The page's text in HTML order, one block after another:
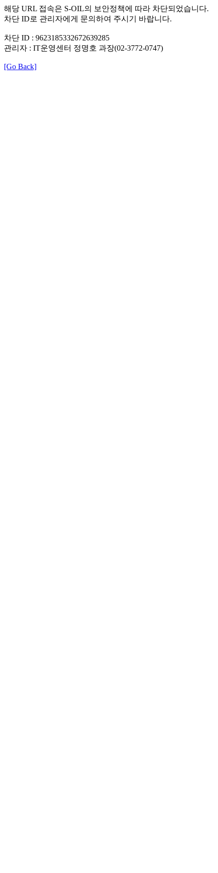
해당 URL 접속은 S-OIL의 보안정책에 따라 차단되었습니다.
차단 ID로 관리자에게 문의하여 주시기 바랍니다.
차단 ID : 9623185332672639285
관리자 : IT운영센터 정명호 과장(02-3772-0747)
[Go Back]